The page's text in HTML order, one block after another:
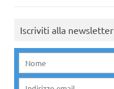
Iscriviti alla newsletter